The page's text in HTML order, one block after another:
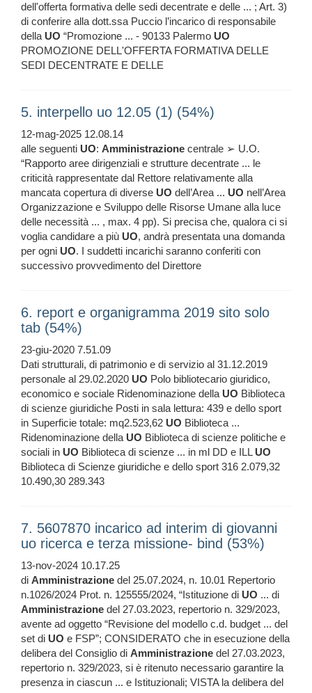
dell'offerta formativa delle sedi decentrate e delle ... ; Art. 3)
di conferire alla dott.ssa Puccio l’incarico di responsabile
della UO “Promozione ... - 90133 Palermo UO
PROMOZIONE DELL'OFFERTA FORMATIVA DELLE
SEDI DECENTRATE E DELLE
5. interpello uo 12.05 (1) (54%)
12-mag-2025 12.08.14
alle seguenti UO: Amministrazione centrale ➢ U.O.
“Rapporto aree dirigenziali e strutture decentrate ... le
criticità rappresentate dal Rettore relativamente alla
mancata copertura di diverse UO dell’Area ... UO nell’Area
Organizzazione e Sviluppo delle Risorse Umane alla luce
delle necessità ... , max. 4 pp). Si precisa che, qualora ci si
voglia candidare a più UO, andrà presentata una domanda
per ogni UO. I suddetti incarichi saranno conferiti con
successivo provvedimento del Direttore
6. report e organigramma 2019 sito solo
tab (54%)
23-giu-2020 7.51.09
Dati strutturali, di patrimonio e di servizio al 31.12.2019
personale al 29.02.2020 UO Polo bibliotecario giuridico,
economico e sociale Ridenominazione della UO Biblioteca
di scienze giuridiche Posti in sala lettura: 439 e dello sport
in Superficie totale: mq2.523,62 UO Biblioteca ...
Ridenominazione della UO Biblioteca di scienze politiche e
sociali in UO Biblioteca di scienze ... in ml DD e ILL UO
Biblioteca di Scienze giuridiche e dello sport 316 2.079,32
10.490,30 289.343
7. 5607870 incarico ad interim di giovanni
uo ricerca e terza missione- bind (53%)
13-nov-2024 10.17.25
di Amministrazione del 25.07.2024, n. 10.01 Repertorio
n.1026/2024 Prot. n. 125555/2024, “Istituzione di UO ... di
Amministrazione del 27.03.2023, repertorio n. 329/2023,
avente ad oggetto “Revisione del modello c.d. budget ... del
set di UO e FSP”; CONSIDERATO che in esecuzione della
delibera del Consiglio di Amministrazione del 27.03.2023,
repertorio n. 329/2023, si è ritenuto necessario garantire la
presenza in ciascun ... e Istituzionali; VISTA la delibera del